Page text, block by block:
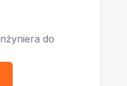
do